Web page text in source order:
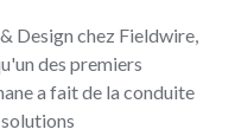
Design chez Fieldwire,
des premiers
a fait de la conduite